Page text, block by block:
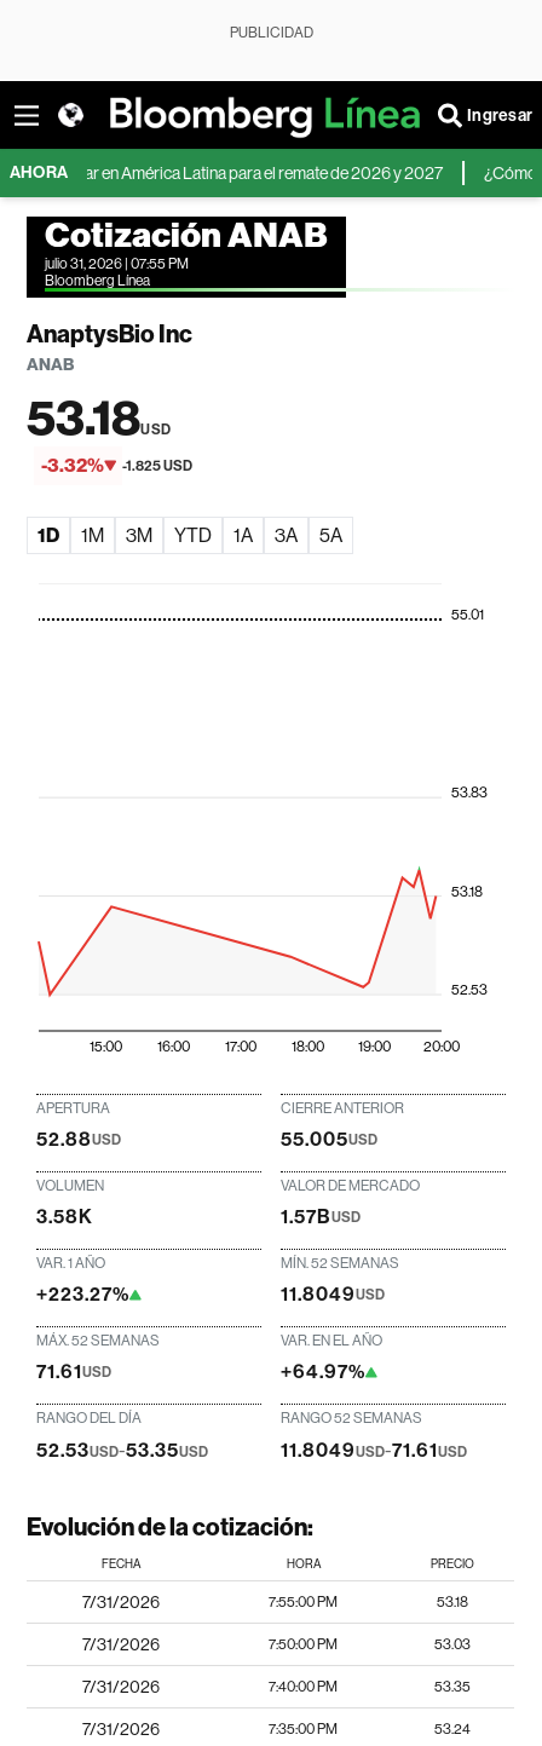
PUBLICIDAD
Ingresar
AHORAen América Latina para el remate de 2026 y 2027 ¿Cómo invertir
Cotización ANAB
julio 31, 2026 | 07:55 PM
Bloomberg Línea
AnaptysBio Inc
ANAB
53.18USD
-3.32% -1.825 USD
1D 1M 3M YTD 1A 3A 5A
15:00 16:00 17:00 18:00 19:00 20:00
52.53
53.18
53.83
55.01
APERTURA
52.88USD
CIERRE ANTERIOR
55.005USD
VOLUMEN
3.58K
VALOR DE MERCADO
1.57BUSD
VAR. 1 AÑO
+223.27%
MÍN. 52 SEMANAS
11.8049USD
MÁX. 52 SEMANAS
71.61USD
VAR. EN EL AÑO
+64.97%
RANGO DEL DÍA
52.53USD-53.35USD
RANGO 52 SEMANAS
11.8049USD-71.61USD
Evolución de la cotización:
FECHA HORA PRECIO
7/31/2026 7:55:00 PM 53.18
7/31/2026 7:50:00 PM 53.03
7/31/2026 7:40:00 PM 53.35
7/31/2026 7:35:00 PM 53.24